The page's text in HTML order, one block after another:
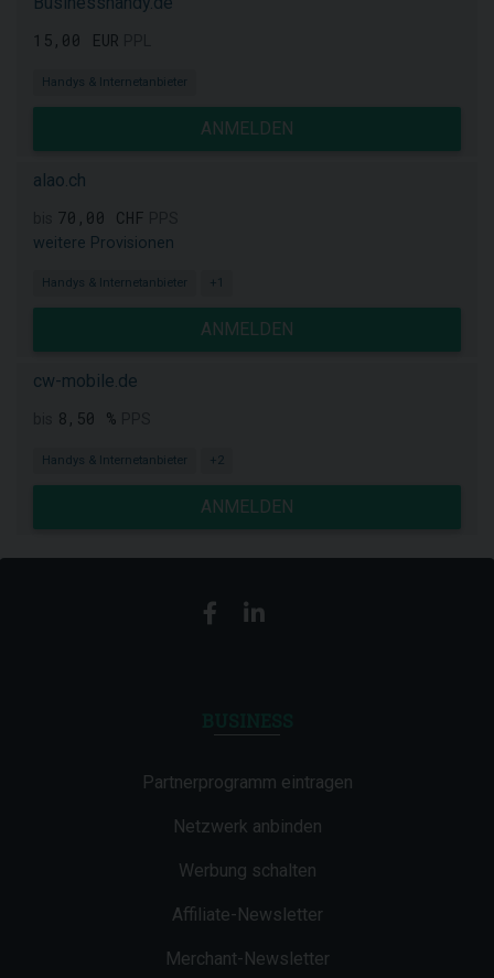
15,00 EUR
Handys & Internetanbieter
ANMELDEN
alao.ch
70,00 CHF
weitere Provisionen
Handys & Internetanbieter +1
ANMELDEN
cw-mobile.de
8,50 %
Handys & Internetanbieter +2
ANMELDEN
Partnerprogramm eintragen
Netzwerk anbinden
Werbung schalten
Affiliate-Newsletter
Merchant-Newsletter